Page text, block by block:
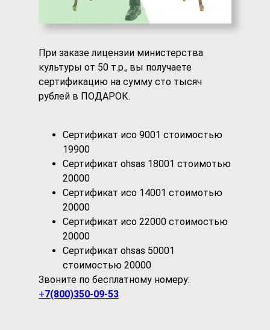
При заказе лицензии министерства
культуры от 50 т.р., вы получаете
сертификацию на сумму сто тысяч
рублей в ПОДАРОК.
Сертификат исо 9001 стоимостью
19900
Сертификат ohsas 18001 стоимотью
20000
Сертификат исо 14001 стоимотью
20000
Сертификат исо 22000 стоимостью
20000
Сертификат ohsas 50001
стоимостью 20000
Звоните по бесплатному номеру:
+7(800)350-09-53